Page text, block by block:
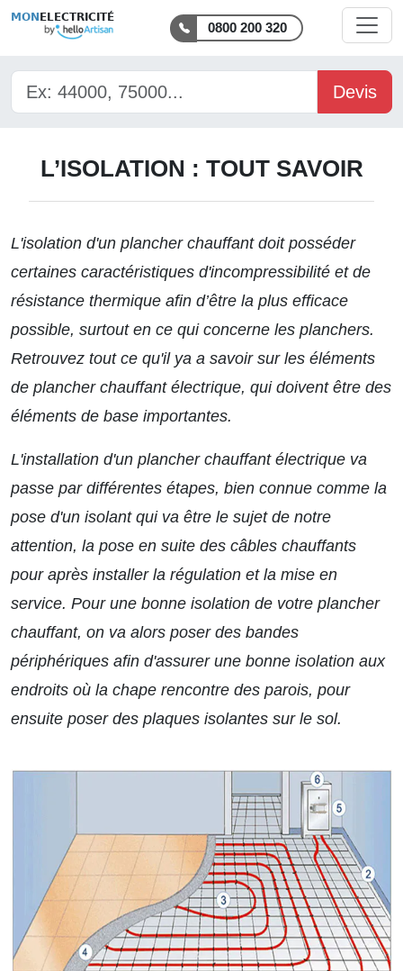
MON ELECTRICITÉ
0800 200 320
Devis
L’ISOLATION : TOUT SAVOIR
L'isolation d'un plancher chauffant doit posséder
certaines caractéristiques d'incompressibilité et de
résistance thermique afin d’être la plus efficace
possible, surtout en ce qui concerne les planchers.
Retrouvez tout ce qu'il ya a savoir sur les éléments
de plancher chauffantélectrique, qui doivent être des
éléments de base importantes.
L'installation d'un plancher chauffant électrique va
passe par différentes étapes, bien connue comme la
pose d'un isolant qui va être le sujet de notre
attention, la pose en suite des câbles chauffants
pour après installer la régulation et la mise en
service. Pour une bonne isolation de votre plancher
chauffant, on va alors poser des bandes
périphériques afin d'assurer une bonne isolation aux
endroits où la chape rencontre des parois, pour
ensuite poser des plaques isolantes sur le sol.